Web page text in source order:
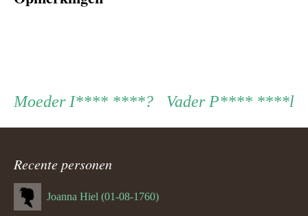
Persoon
ouder
navigatie
Vader Vader
P**** ****l
Moeder Moeder
I**** ****?
Recente personen
Joanna Hiel (01-08-1760)